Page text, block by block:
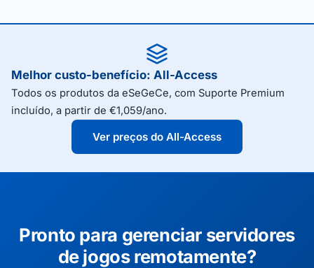
Melhor custo-benefício: All-Access
Todos os produtos da eSeGeCe, com Suporte Premium
incluído, a partir de €1,059/ano.
Ver preços do All-Access
Pronto para gerenciar servidores
de jogos remotamente?